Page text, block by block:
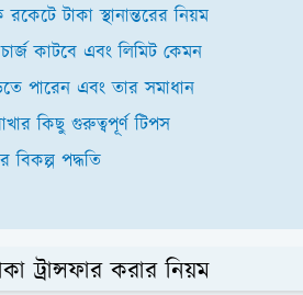
টাকা স্থানান্তরের নিয়ম
কাটবে এবং লিমিট কেমন
পারেন এবং তার সমাধান
কিছু গুরুত্বপূর্ণ টিপস
পদ্ধতি
ট্রান্সফার করার নিয়ম